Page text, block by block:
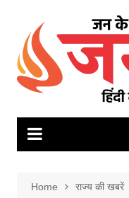
content
Home
राज्य की खबरें